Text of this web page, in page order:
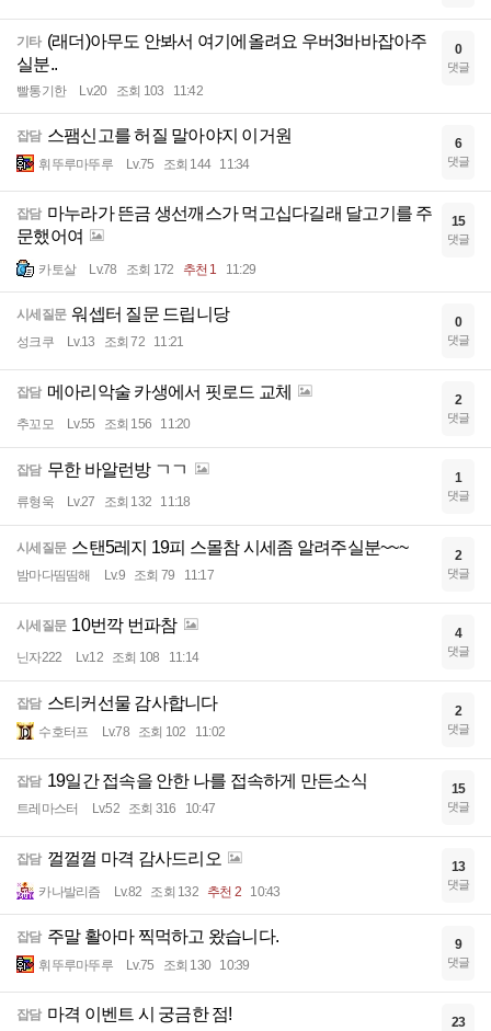
기타 (래더)아무도 안봐서 여기에올려요 우버3바바잡아주
실분..
빨통기한 Lv.20 조회 103 11:42
0
댓글
잡담 스팸신고를 허질 말아야지 이거원
휘뚜루마뚜루 Lv.75 조회 144 11:34
6
댓글
잡담 마누라가 뜬금 생선깨스가 먹고십다길래 달고기를 주
문했어여
카토살 Lv.78 조회 172 추천 1 11:29
15
댓글
시세질문 워셉터 질문 드립니당
성크쿠 Lv.13 조회 72 11:21
0
댓글
잡담 메아리악술 카생에서 핏로드 교체
추꼬모 Lv.55 조회 156 11:20
2
댓글
잡담 무한 바알런방 ㄱㄱ
류형욱 Lv.27 조회 132 11:18
1
댓글
시세질문 스탠5레지 19피 스몰참 시세좀 알려주실분~~~
밤마다띰띰해 Lv.9 조회 79 11:17
2
댓글
시세질문 10번깍 번파참
닌자222 Lv.12 조회 108 11:14
4
댓글
잡담 스티커선물 감사합니다
수호터프 Lv.78 조회 102 11:02
2
댓글
잡담 19일간 접속을 안한 나를 접속하게 만든소식
트레마스터 Lv.52 조회 316 10:47
15
댓글
잡담 껄껄껄 마격 감사드리오
카나발리즘 Lv.82 조회 132 추천 2 10:43
13
댓글
잡담 주말 활아마 찍먹하고 왔습니다.
휘뚜루마뚜루 Lv.75 조회 130 10:39
9
댓글
잡담 마격 이벤트 시 궁금한 점! 23